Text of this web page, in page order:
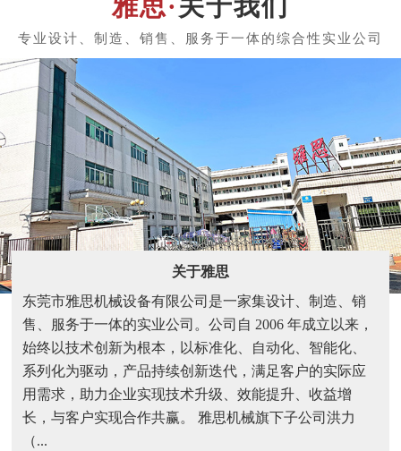
关于我们
关于雅思
东莞市雅思机械设备有限公司是一家集设计、制造、销
售、服务于一体的实业公司。公司自 2006 年成立以来，
始终以技术创新为根本，以标准化、自动化、智能化、
系列化为驱动，产品持续创新迭代，满足客户的实际应
用需求，助力企业实现技术升级、效能提升、收益增
长，与客户实现合作共赢。 雅思机械旗下子公司洪力
（...